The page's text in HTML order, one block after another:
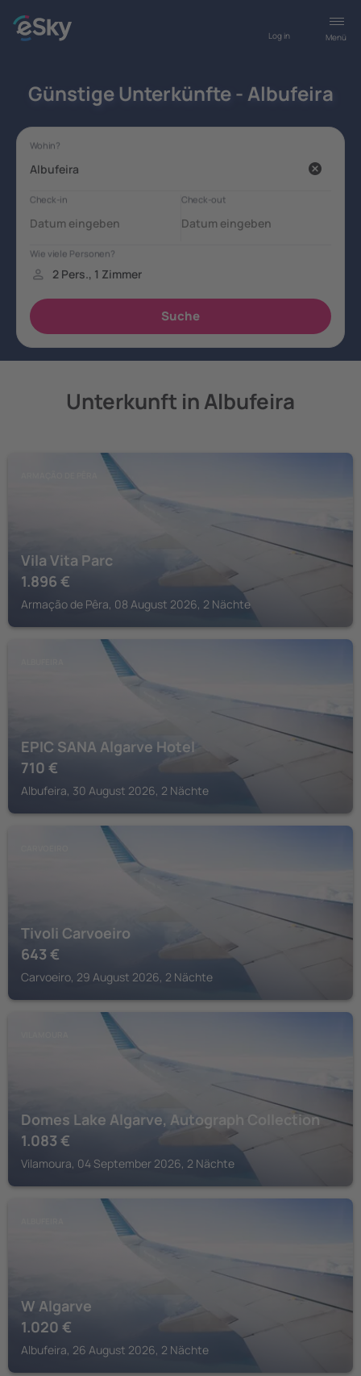
Menü
Log in
Günstige Unterkünfte - Albufeira
Unterkunft in Albufeira
Vila Vita Parc
1.896 €
Armação de Pêra, 08 August 2026, 2 Nächte
EPIC SANA Algarve Hotel
710 €
Albufeira, 30 August 2026, 2 Nächte
Tivoli Carvoeiro
643 €
Carvoeiro, 29 August 2026, 2 Nächte
Domes Lake Algarve, Autograph Collection
1.083 €
Vilamoura, 04 September 2026, 2 Nächte
W Algarve
1.020 €
Albufeira, 26 August 2026, 2 Nächte